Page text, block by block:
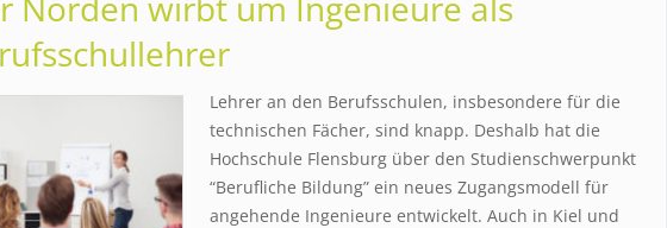
Lehrer an den Berufsschulen, insbesondere für die
technischen Fächer, sind knapp. Deshalb hat die
Hochschule Flensburg über den Studienschwerpunkt
“Berufliche Bildung” ein neues Zugangsmodell für
angehende Ingenieure entwickelt. Auch in Kiel und